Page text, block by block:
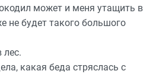
может и меня утащить в
не будет такого большого
лес.
какая беда стряслась с